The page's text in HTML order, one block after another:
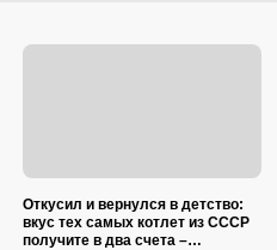
Откусил и вернулся в детство:
вкус тех самых котлет из СССР
получите в два счета –